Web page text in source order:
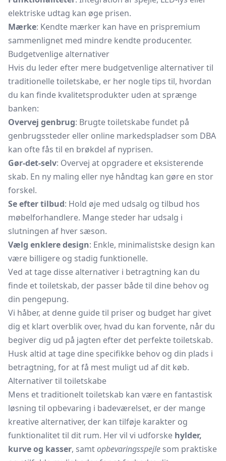
elektriske udtag kan øge prisen.
Mærke: Kendte mærker kan have en prispremium
sammenlignet med mindre kendte producenter.
Budgetvenlige alternativer
Hvis du leder efter mere budgetvenlige alternativer til
traditionelle toiletskabe, er her nogle tips til, hvordan
du kan finde kvalitetsprodukter uden at sprænge
banken:
Overvej genbrug: Brugte toiletskabe fundet på
genbrugssteder eller online markedspladser som DBA
kan ofte fås til en brøkdel af nyprisen.
Gør-det-selv: Overvej at opgradere et eksisterende
skab. En ny maling eller nye håndtag kan gøre en stor
forskel.
Se efter tilbud: Hold øje med udsalg og tilbud hos
møbelforhandlere. Mange steder har udsalg i
slutningen af hver sæson.
Vælg enklere design: Enkle, minimalistske design kan
være billigere og stadig funktionelle.
Ved at tage disse alternativer i betragtning kan du
finde et toiletskab, der passer både til dine behov og
din pengepung.
Vi håber, at denne guide til priser og budget har givet
dig et klart overblik over, hvad du kan forvente, når du
begiver dig ud på jagten efter det perfekte toiletskab.
Husk altid at tage dine specifikke behov og din plads i
betragtning, for at få mest muligt ud af dit køb.
Alternativer til toiletskabe
Mens et traditionelt toiletskab kan være en fantastisk
løsning til opbevaring i badeværelset, er der mange
kreative alternativer, der kan tilføje karakter og
funktionalitet til dit rum. Her vil vi udforske hylder,
kurve og kasser, samtopbevaringsspejle som praktiske